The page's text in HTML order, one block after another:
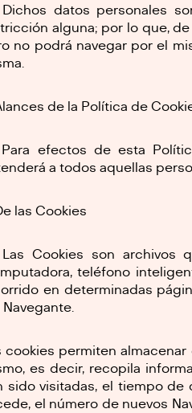
Dichos datos personales
alguna; por lo que,
no podrá navegar por el
de la Política de
Para efectos de esta
a todos aquellas
las Cookies
Las Cookies son
teléfono
en determinadas
cookies permiten
es decir, recopila
sido visitadas, el tiempo
el número de nuevos